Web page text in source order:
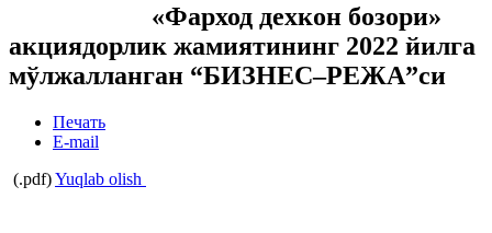
«Фарход дехкон бозори»
акциядорлик жамиятининг 2022 йилга
мўлжалланган “БИЗНЕС–РЕЖА”си
Печать
E-mail
(.pdf)Yuqlab olish